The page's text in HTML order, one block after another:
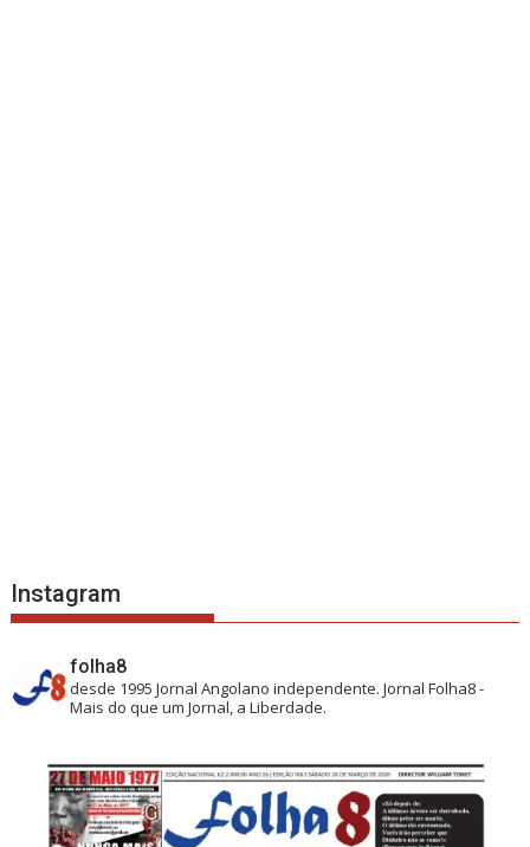
Instagram
folha8
desde 1995 Jornal Angolano independente.Jornal Folha8 -
Mais do que um Jornal, a Liberdade.